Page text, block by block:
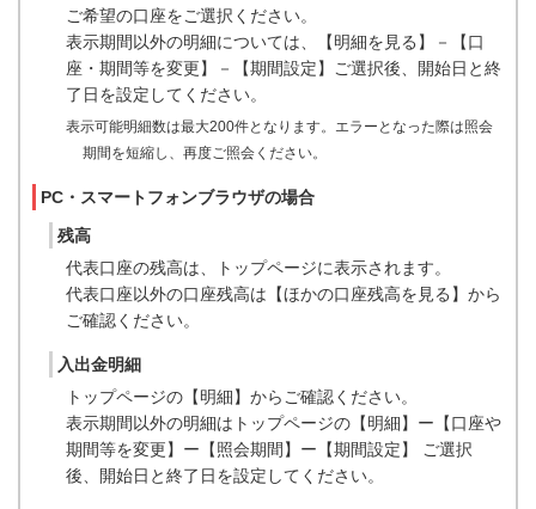
ご希望の口座をご選択ください。
表示期間以外の明細については、【明細を見る】－【口
座・期間等を変更】－【期間設定】ご選択後、開始日と終
了日を設定してください。
表示可能明細数は最大200件となります。エラーとなった際は照会
期間を短縮し、再度ご照会ください。
PC・スマートフォンブラウザの場合
残高
代表口座の残高は、トップページに表示されます。
代表口座以外の口座残高は【ほかの口座残高を見る】から
ご確認ください。
入出金明細
トップページの【明細】からご確認ください。
表示期間以外の明細はトップページの【明細】ー【口座や
期間等を変更】ー【照会期間】ー【期間設定】 ご選択
後、開始日と終了日を設定してください。